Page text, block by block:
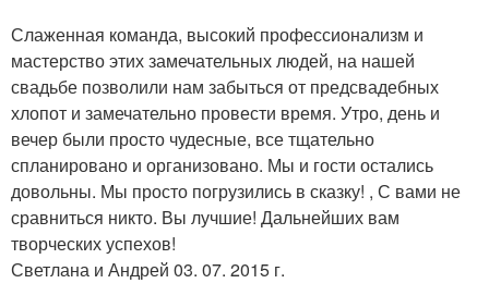
Слаженная команда, высокий профессионализм и
мастерство этих замечательных людей, на нашей
свадьбе позволили нам забыться от предсвадебных
хлопот и замечательно провести время. Утро, день и
вечер были просто чудесные, все тщательно
спланировано и организовано. Мы и гости остались
довольны. Мы просто погрузились в сказку! , С вами не
сравниться никто. Вы лучшие! Дальнейших вам
творческих успехов!
Светлана и Андрей 03. 07. 2015 г.